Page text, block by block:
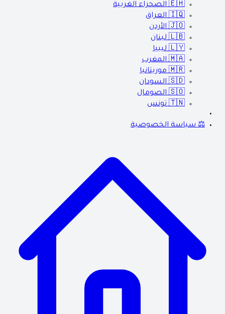
🇪🇭 الصحراء الغربية
🇮🇶 العراق
🇯🇴 الأردن
🇱🇧 لبنان
🇱🇾 ليبيا
🇲🇦 المغرب
🇲🇷 موريتانيا
🇸🇩 السودان
🇸🇴 الصومال
🇹🇳 تونس
⚖️ سياسة الخصوصية